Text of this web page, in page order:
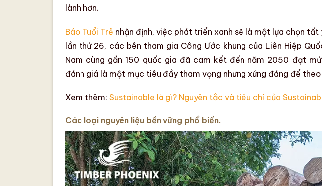
lành hơn.
Báo Tuổi Trẻ nhận định, việc phát triển xanh sẽ là một lựa chọn
lần thứ 26, các bên tham gia Công Ước khung của Liên Hiệp
Nam cùng gần 150 quốc gia đã cam kết đến năm 2050 đạt
đánh giá là một mục tiêu đầy tham vọng nhưng xứng đáng để
Xem thêm: Sustainable là gì? Nguyên tắc và tiêu chí của
Các loại nguyên liệu bền vững phổ biến.